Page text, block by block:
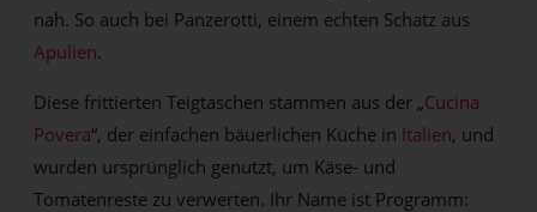
nah. So auch bei Panzerotti, einem echten Schatz aus
Apulien.
Diese frittierten Teigtaschen stammen aus der „Cucina
Povera“, der einfachen bäuerlichen Küche in Italien, und
wurden ursprünglich genutzt, um Käse- und
Tomatenreste zu verwerten. Ihr Name ist Programm: